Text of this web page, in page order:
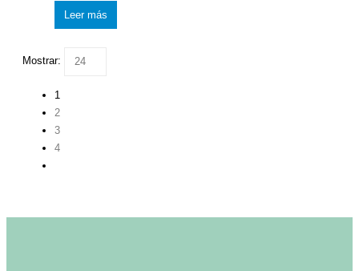
Leer más
Mostrar:
1
2
3
4